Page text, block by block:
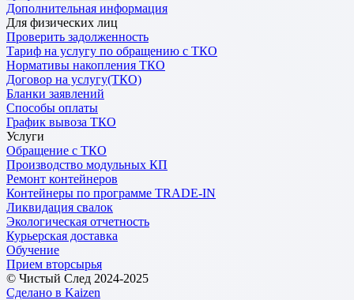
Дополнительная информация
Для физических лиц
Проверить задолженность
Тариф на услугу по обращению с ТКО
Нормативы накопления ТКО
Договор на услугу(ТКО)
Бланки заявлений
Способы оплаты
График вывоза ТКО
Услуги
Обращение с ТКО
Производство модульных КП
Ремонт контейнеров
Контейнеры по программе TRADE-IN
Ликвидация свалок
Экологическая отчетность
Курьерская доставка
Обучение
Прием вторсырья
© Чистый След 2024-2025
Сделано в Kaizen